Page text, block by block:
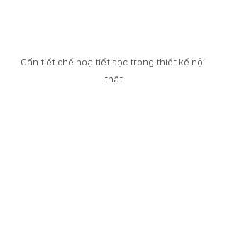
Cần tiết chế hoạ tiết sọc trong thiết kế nội
thất